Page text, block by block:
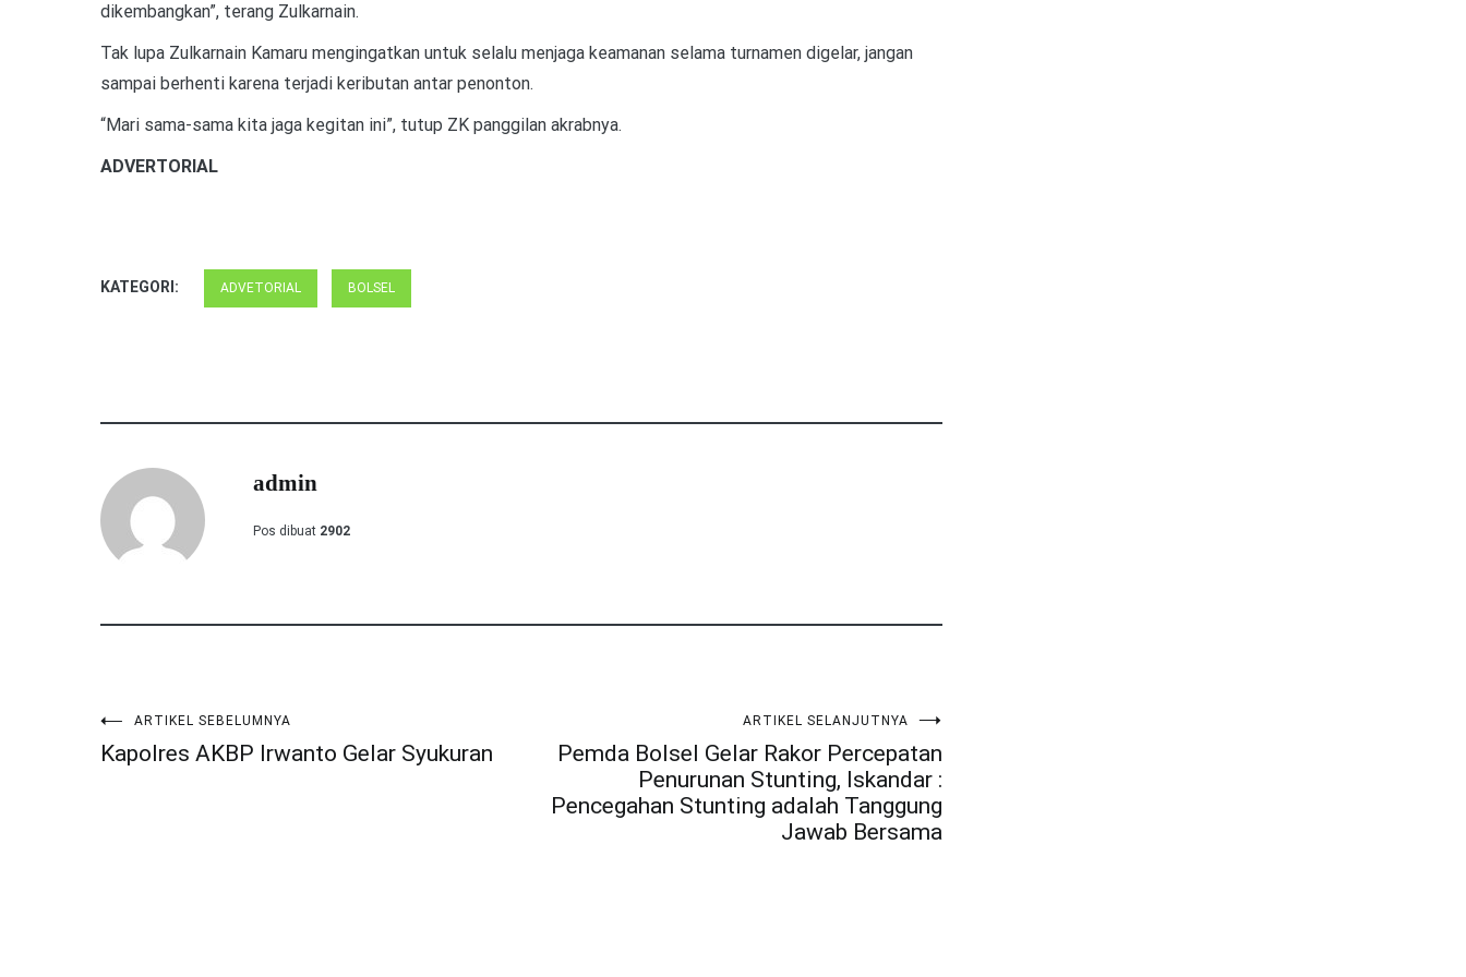
dikembangkan”, terang Zulkarnain.
Tak lupa Zulkarnain Kamaru mengingatkan untuk selalu menjaga keamanan selama turnamen digelar, jangan
sampai berhenti karena terjadi keributan antar penonton.
“Mari sama-sama kita jaga kegitan ini”, tutup ZK panggilan akrabnya.
ADVERTORIAL
KATEGORI: ADVETORIAL BOLSEL
admin
Pos dibuat 2902
Navigasi
ARTIKEL SEBELUMNYA
Kapolres AKBP Irwanto Gelar Syukuran
ARTIKEL SELANJUTNYA
Pemda Bolsel Gelar Rakor Percepatan
Penurunan Stunting, Iskandar :
Pencegahan Stunting adalah Tanggung
Jawab Bersama